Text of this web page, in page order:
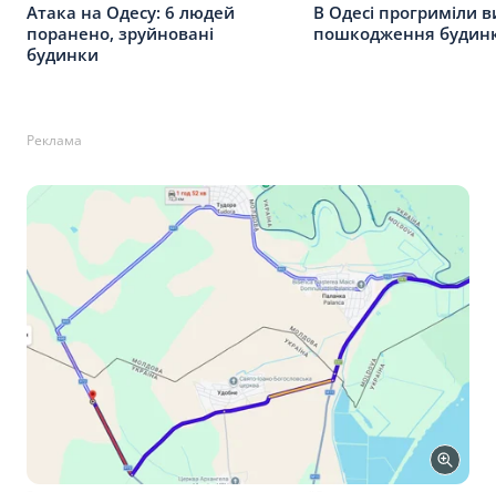
Атака на Одесу: 6 людей
поранено, зруйновані
будинки
В Одесі прогриміли
пошкодження
Реклама